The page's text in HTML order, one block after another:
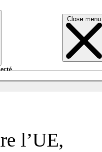
Close menu
l’UE,